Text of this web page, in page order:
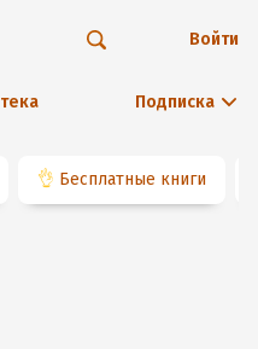
Подписка
Войти
👌 Бесплатные книги